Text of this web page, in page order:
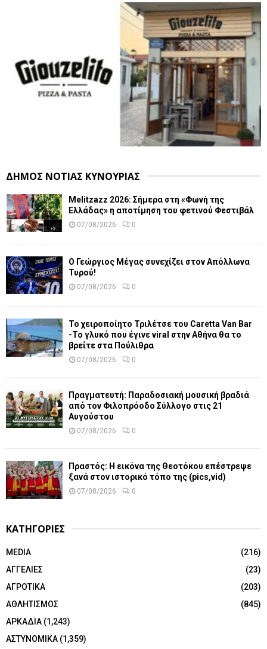
ΔΗΜΟΣ ΝΟΤΙΑΣ ΚΥΝΟΥΡΙΑΣ
Melitzazz 2026: Σήμερα στη «Φωνή της
Ελλάδας» η αποτίμηση του φετινού Φεστιβάλ
07/08/2026 0
Ο Γεώργιος Μέγας συνεχίζει στον Απόλλωνα
Τυρού!
07/08/2026 0
Το χειροποίητο Τριλέτσε του Caretta Van Bar
-Το γλυκό που έγινε viral στην Αθήνα θα το
βρείτε στα Πούλιθρα
07/08/2026 0
Πραγματευτή: Παραδοσιακή μουσική βραδιά
από τον Φιλοπρόοδο Σύλλογο στις 21
Αυγούστου
07/08/2026 0
Πραστός: Η εικόνα της Θεοτόκου επέστρεψε
ξανά στον ιστορικό τόπο της (pics,vid)
07/08/2026 0
ΚΑΤΗΓΟΡΙΕΣ
MEDIA
(216)
ΑΓΓΕΛΙΕΣ
(23)
ΑΓΡΟΤΙΚΑ
(203)
ΑΘΛΗΤΙΣΜΟΣ
(845)
ΑΡΚΑΔΙΑ (1,243)
ΑΣΤΥΝΟΜΙΚΑ (1,359)